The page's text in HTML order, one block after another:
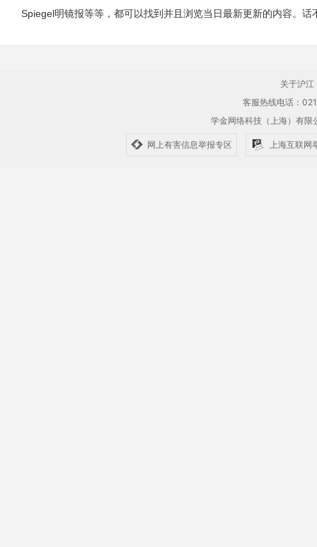
Spiegel明镜报等等，都可以找到并且浏览当日最新更新的内容。
关于沪江
客服热线电话：
学金网络科技（上海）有
网上有害信息举报专区 上海互联网